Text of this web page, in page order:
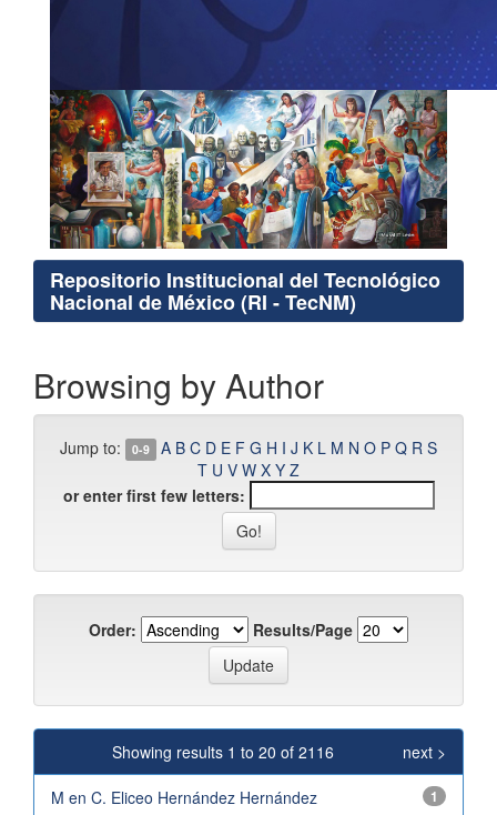
Repositorio Institucional del Tecnológico
Nacional de México (RI - TecNM)
Browsing by Author
Jump to: 0-9 A B C D E F G H I J K L M N O P Q R S
T U V W X Y Z
or enter first few letters:
Order: Results/Page
Showing results 1 to 20 of 2116 next >
M en C. Eliceo Hernández Hernández 1